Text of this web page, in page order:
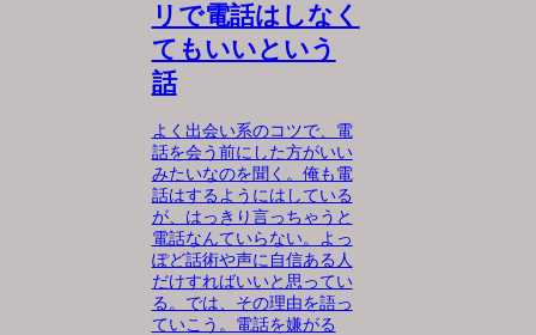
リで電話はしなく
てもいいという
話
よく出会い系のコツで、電
話を会う前にした方がいい
みたいなのを聞く。俺も電
話はするようにはしている
が、はっきり言っちゃうと
電話なんていらない。よっ
ぽど話術や声に自信ある人
だけすればいいと思ってい
る。では、その理由を語っ
ていこう。電話を嫌がる